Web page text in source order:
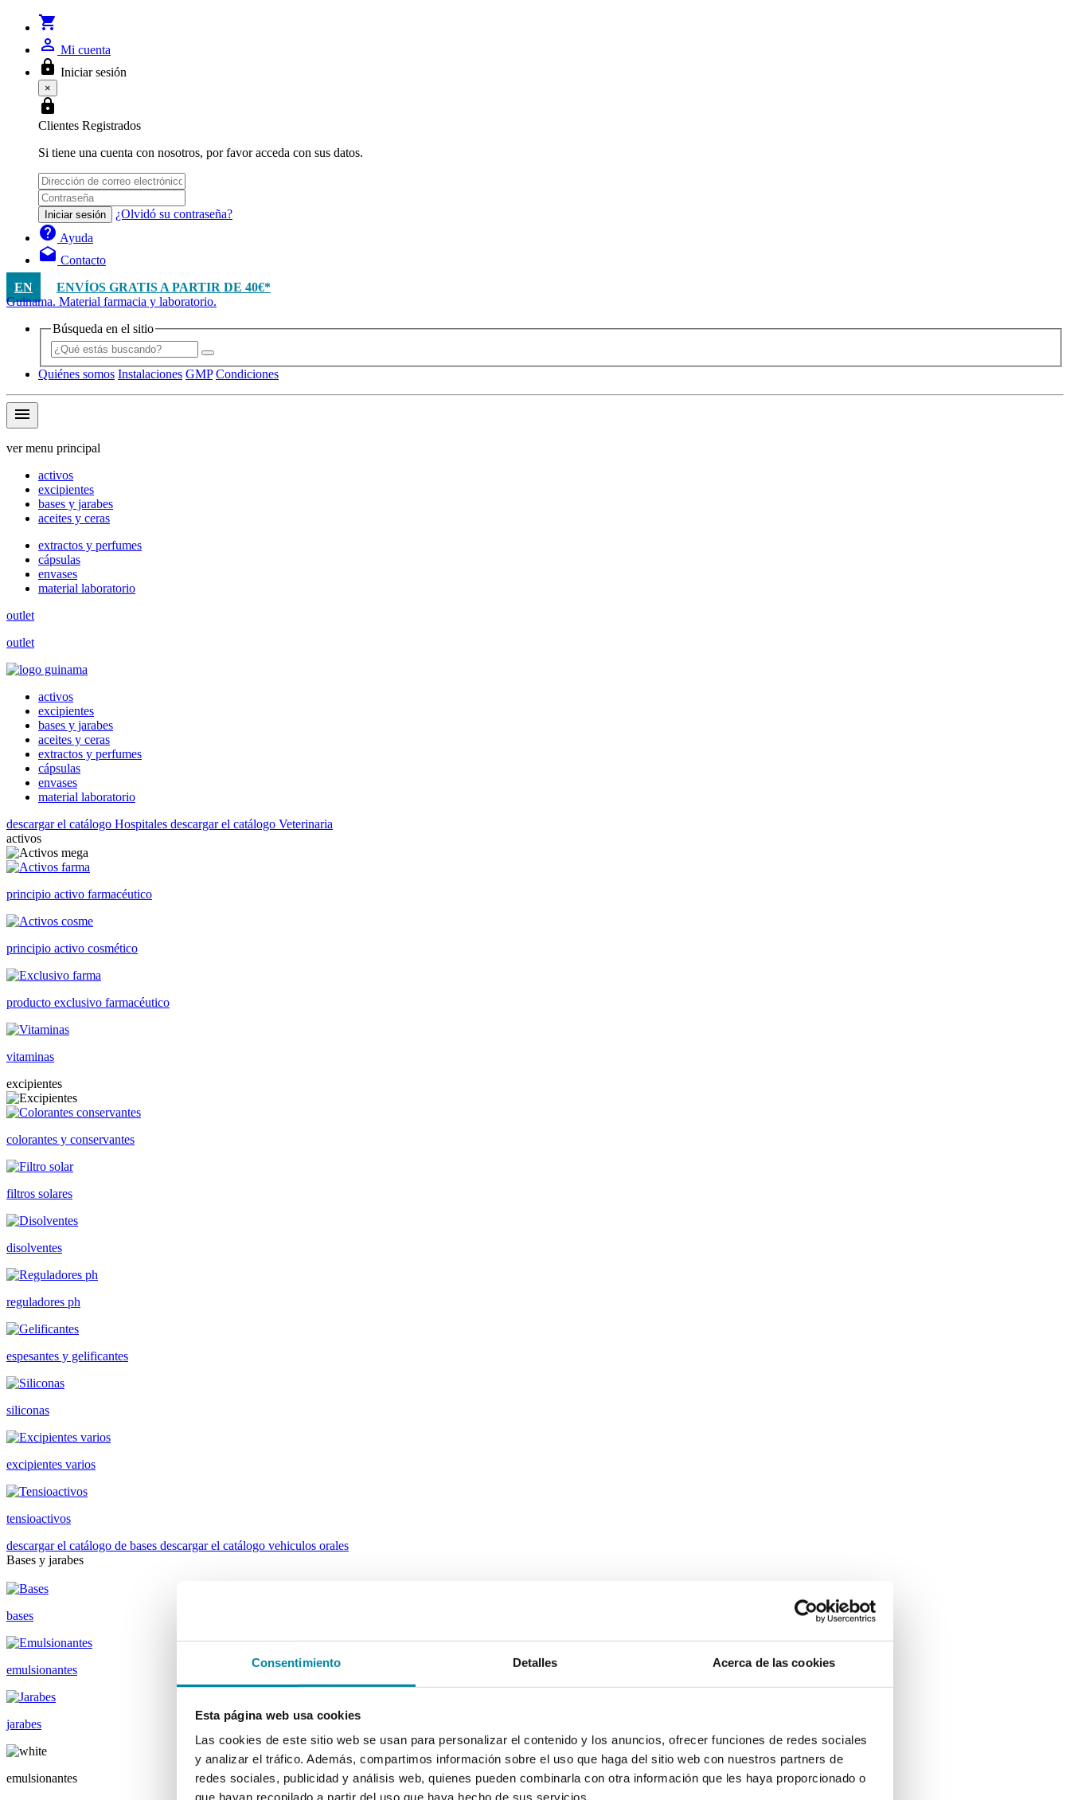
Consentimiento Detalles Acerca de las cookies
Esta página web usa cookies
Las cookies de este sitio web se usan para personalizar el contenido y los anuncios, ofrecer funciones de redes sociales
y analizar el tráfico. Además, compartimos información sobre el uso que haga del sitio web con nuestros partners de
redes sociales, publicidad y análisis web, quienes pueden combinarla con otra información que les haya proporcionado o
que hayan recopilado a partir del uso que haya hecho de sus servicios.
shopping_cart
person_outline Mi cuenta
lock Iniciar sesión
×
lock
Clientes Registrados
Si tiene una cuenta con nosotros, por favor acceda con sus datos.
Iniciar sesión ¿Olvidó su contraseña?
help Ayuda
drafts Contacto
EN
ENVÍOS GRATIS A PARTIR DE 40€*
Guinama. Material farmacia y laboratorio.
Búsqueda en el sitio
Quiénes somos Instalaciones GMP Condiciones
menu
ver menu principal
activos
excipientes
bases y jarabes
aceites y ceras
extractos y perfumes
cápsulas
envases
material laboratorio
outlet
outlet
activos
excipientes
bases y jarabes
aceites y ceras
extractos y perfumes
cápsulas
envases
material laboratorio
descargar el catálogo Hospitales descargar el catálogo Veterinaria
activos
principio activo farmacéutico
principio activo cosmético
producto exclusivo farmacéutico
vitaminas
excipientes
colorantes y conservantes
filtros solares
disolventes
reguladores ph
espesantes y gelificantes
siliconas
excipientes varios
tensioactivos
descargar el catálogo de bases descargar el catálogo vehiculos orales
Bases y jarabes
bases
emulsionantes
jarabes
emulsionantes